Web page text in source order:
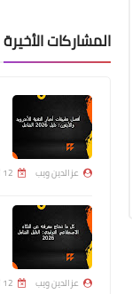
المشاركات الأخيرة
عزالدين ويب 12 أبريل 2026
عزالدين ويب 12 أبريل 2026